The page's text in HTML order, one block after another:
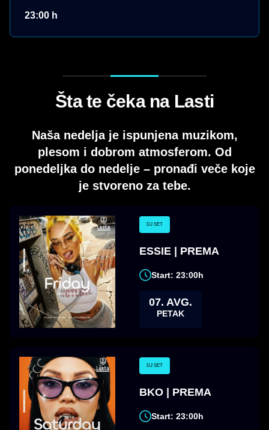
23:00 h
Šta te čeka na Lasti
Naša nedelja je ispunjena muzikom,
plesom i dobrom atmosferom. Od
ponedeljka do nedelje – pronađi veče koje
je stvoreno za tebe.
DJ SET
ESSIE | PREMA
Start: 23:00h
07. AVG.
PETAK
DJ SET
BKO | PREMA
Start: 23:00h